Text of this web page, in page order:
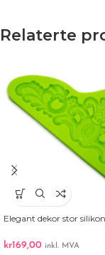
Relaterte
Elegant dekor stor
kr169,00 inkl. MVA